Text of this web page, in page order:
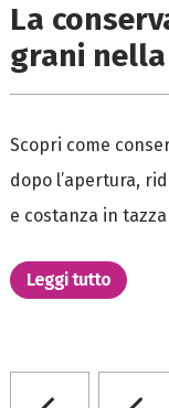
La
grani
Scopri come
dopo l’apertura,
e costanza in
Leggi tutto